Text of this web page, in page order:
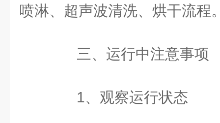
喷淋、超声波清洗、烘干流程
三、运行中注意事项
‌1、观察运行状态‌